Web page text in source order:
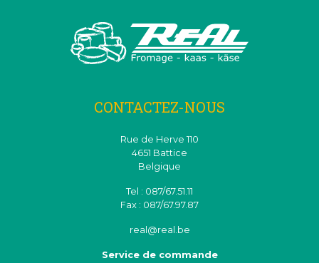
CONTACTEZ-NOUS
Rue de Herve 110
4651 Battice
Belgique
Tel : 087/67.51.11
Fax : 087/67.97.87
real@real.be
Service de commande